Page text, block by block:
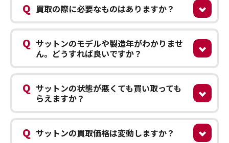
Q 買取の際に必要なものはありますか？
Q サットンのモデルや製造年がわかりませ
ん。どうすれば良いですか？
Q サットンの状態が悪くても買い取っても
らえますか？
Q サットンの買取価格は変動しますか？